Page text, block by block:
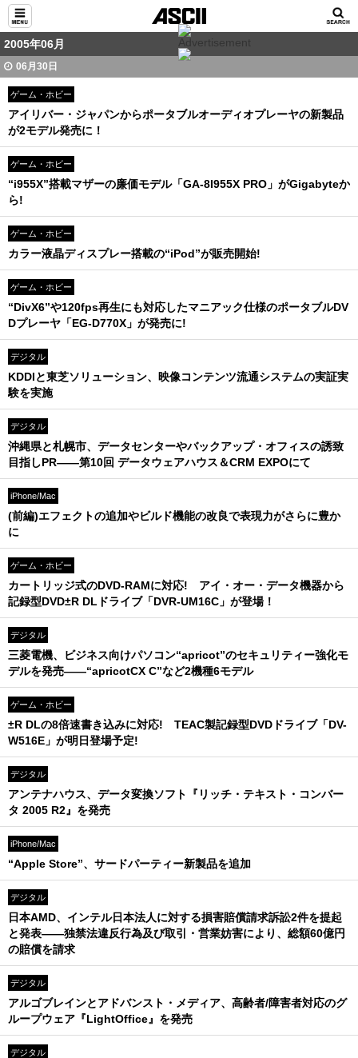
2005年06月
06月30日
ゲーム・ホビー
アイリバー・ジャパンからポータブルオーディオプレーヤの新製品
が2モデル発売に！
ゲーム・ホビー
“i955X”搭載マザーの廉価モデル「GA-8I955X PRO」がGigabyteか
ら!
ゲーム・ホビー
カラー液晶ディスプレー搭載の“iPod”が販売開始!
ゲーム・ホビー
“DivX6”や120fps再生にも対応したマニアック仕様のポータブルDV
Dプレーヤ「EG-D770X」が発売に!
デジタル
KDDIと東芝ソリューション、映像コンテンツ流通システムの実証実
験を実施
デジタル
沖縄県と札幌市、データセンターやバックアップ・オフィスの誘致
目指しPR――第10回 データウェアハウス＆CRM EXPOにて
iPhone/Mac
(前編)エフェクトの追加やビルド機能の改良で表現力がさらに豊か
に
ゲーム・ホビー
カートリッジ式のDVD-RAMに対応! アイ・オー・データ機器から
記録型DVD±R DLドライブ「DVR-UM16C」が登場！
デジタル
三菱電機、ビジネス向けパソコン“apricot”のセキュリティー強化モ
デルを発売――“apricotCX C”など2機種6モデル
ゲーム・ホビー
±R DLの8倍速書き込みに対応! TEAC製記録型DVDドライブ「DV-
W516E」が明日登場予定!
デジタル
アンテナハウス、データ変換ソフト『リッチ・テキスト・コンバー
タ 2005 R2』を発売
iPhone/Mac
“Apple Store”、サードパーティー新製品を追加
デジタル
日本AMD、インテル日本法人に対する損害賠償請求訴訟2件を提起
と発表――独禁法違反行為及び取引・営業妨害により、総額60億円
の賠償を請求
デジタル
アルゴブレインとアドバンスト・メディア、高齢者/障害者対応のグ
ループウェア『LightOffice』を発売
デジタル